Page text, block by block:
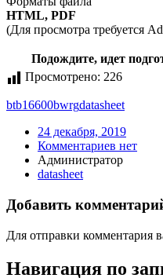
HTML, PDF
(Для просмотра требуется
Подождите, идет
Просмотрено: 226
btb16600bwrgdatasheet
24 декабря, 2019
Комментариев нет
Администратор
datasheet
Добавить
Для отправки комментария
Навигация по